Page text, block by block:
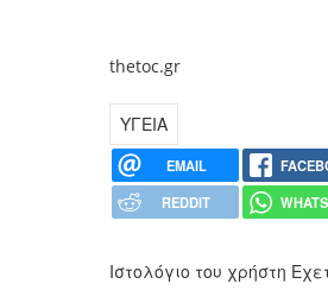
thetoc.gr
ΥΓΕΙΑ
EMAIL
REDDIT
Ιστολόγιο του χρήστη